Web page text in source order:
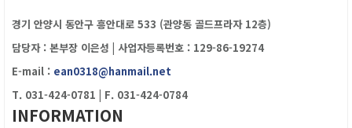
경기 안양시 동안구 흥안대로 533 (관양동 골드프라자 12층)
담당자 : 본부장 이은성
사업자등록번호 : 129-86-19274
E-mail : ean0318@hanmail.net
T. 031-424-0781
F. 031-424-0784
INFORMATION